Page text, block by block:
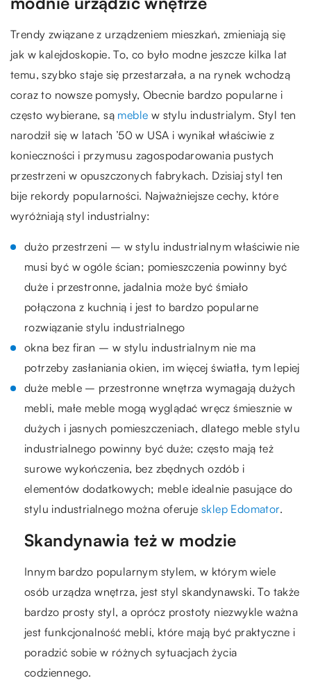
Trendy związane z urządzeniem mieszkań, zmieniają się
jak w kalejdoskopie. To, co było modne jeszcze kilka lat
temu, szybko staje się przestarzała, a na rynek wchodzą
coraz to nowsze pomysły, Obecnie bardzo popularne i
często wybierane, są meble w stylu industrialym. Styl ten
narodził się w latach ’50 w USA i wynikał właściwie z
konieczności i przymusu zagospodarowania pustych
przestrzeni w opuszczonych fabrykach. Dzisiaj styl ten
bije rekordy popularności. Najważniejsze cechy, które
wyróżniają styl industrialny:
dużo przestrzeni – w stylu industrialnym właściwie nie
musi być w ogóle ścian; pomieszczenia powinny być
duże i przestronne, jadalnia może być śmiało
połączona z kuchnią i jest to bardzo popularne
rozwiązanie stylu industrialnego
okna bez firan – w stylu industrialnym nie ma
potrzeby zasłaniania okien, im więcej światła, tym lepiej
duże meble – przestronne wnętrza wymagają dużych
mebli, małe meble mogą wyglądać wręcz śmiesznie w
dużych i jasnych pomieszczeniach, dlatego meble stylu
industrialnego powinny być duże; często mają też
surowe wykończenia, bez zbędnych ozdób i
elementów dodatkowych; meble idealnie pasujące do
stylu industrialnego można oferuje sklep Edomator.
Skandynawia też w modzie
Innym bardzo popularnym stylem, w którym wiele
osób urządza wnętrza, jest styl skandynawski. To także
bardzo prosty styl, a oprócz prostoty niezwykle ważna
jest funkcjonalność mebli, które mają być praktyczne i
poradzić sobie w różnych sytuacjach życia
codziennego.